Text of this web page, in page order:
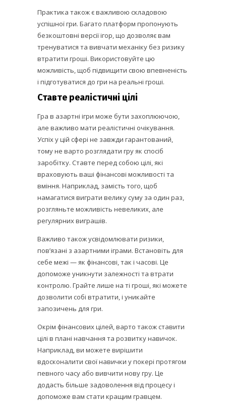
Практика також є важливою складовою
успішної гри. Багато платформ пропонують
безкоштовні версії ігор, що дозволяє вам
тренуватися та вивчати механіку без ризику
втратити гроші. Використовуйте цю
можливість, щоб підвищити свою впевненість
і підготуватися до гри на реальні гроші.
Ставте реалістичні цілі
Гра в азартні ігри може бути захоплюючою,
але важливо мати реалістичні очікування.
Успіх у цій сфері не завжди гарантований,
тому не варто розглядати гру як спосіб
заробітку. Ставте перед собою цілі, які
враховують ваші фінансові можливості та
вміння. Наприклад, замість того, щоб
намагатися виграти велику суму за один раз,
розгляньте можливість невеликих, але
регулярних виграшів.
Важливо також усвідомлювати ризики,
пов’язані з азартними іграми. Встановіть для
себе межі — як фінансові, так і часові. Це
допоможе уникнути залежності та втрати
контролю. Грайте лише на ті гроші, які можете
дозволити собі втратити, і уникайте
запозичень для гри.
Окрім фінансових цілей, варто також ставити
цілі в плані навчання та розвитку навичок.
Наприклад, ви можете вирішити
вдосконалити свої навички у покері протягом
певного часу або вивчити нову гру. Це
додасть більше задоволення від процесу і
допоможе вам стати кращим гравцем.